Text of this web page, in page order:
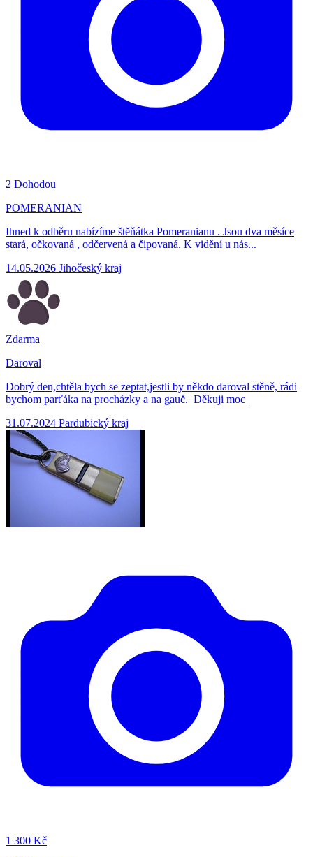
2 Dohodou
POMERANIAN
Ihned k odběru nabízíme štěňátka Pomeranianu . Jsou dva měsíce
stará, očkovaná , odčervená a čipovaná. K vidění u nás...
14.05.2026 Jihočeský kraj
Zdarma
Daroval
Dobrý den,chtěla bych se zeptat,jestli by někdo daroval stěně, rádi
bychom parťáka na procházky a na gauč. Děkuji moc
31.07.2024 Pardubický kraj
1 300 Kč